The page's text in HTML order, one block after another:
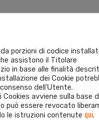
porzioni di codice
assistono il Titolare
in base alle finalità
dei Cookie
dell'Utente.
Cookies avviene sulla base
può essere revocato
le istruzioni contenute qui.